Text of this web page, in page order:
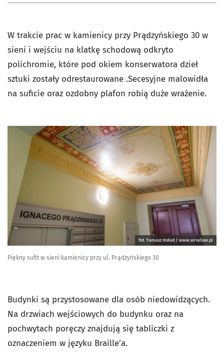
W trakcie prac w kamienicy przy Prądzyńskiego 30 w
sieni i wejściu na klatkę schodową odkryto
polichromie, które pod okiem konserwatora dzieł
sztuki zostały odrestaurowane .Secesyjne malowidła
na suficie oraz ozdobny plafon robią duże wrażenie.
fot. Tomasz Hołod / www.wroclaw.pl
Piękny sufit w sieni kamienicy przy ul. Prądzyńskiego 30
Budynki są przystosowane dla osób niedowidzących.
Na drzwiach wejściowych do budynku oraz na
pochwytach poręczy znajdują się tabliczki z
oznaczeniem w języku Braille’a.